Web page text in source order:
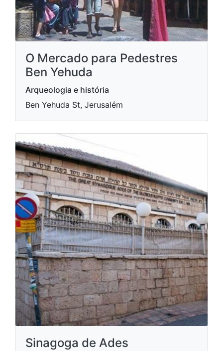
O Mercado para Pedestres
Ben Yehuda
Arqueologia e história
Ben Yehuda St, Jerusalém
Sinagoga de Ades